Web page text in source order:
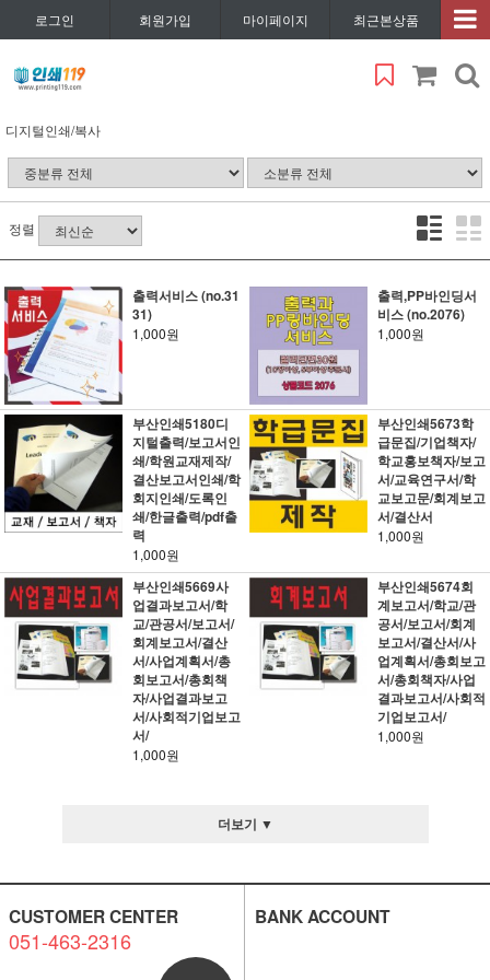
로그인 회원가입 마이페이지 최근본상품
디지털인쇄/복사
정렬
출력서비스 (no.31
31)
1,000원
출력,PP바인딩서
비스 (no.2076)
1,000원
부산인쇄5180디
지털출력/보고서인
쇄/학원교재제작/
결산보고서인쇄/학
회지인쇄/도록인
쇄/한글출력/pdf출
력
1,000원
부산인쇄5673학
급문집/기업책자/
학교홍보책자/보고
서/교육연구서/학
교보고문/회계보고
서/결산서
1,000원
부산인쇄5669사
업결과보고서/학
교/관공서/보고서/
회계보고서/결산
서/사업계획서/총
회보고서/총회책
자/사업결과보고
서/사회적기업보고
서/
1,000원
부산인쇄5674회
계보고서/학교/관
공서/보고서/회계
보고서/결산서/사
업계획서/총회보고
서/총회책자/사업
결과보고서/사회적
기업보고서/
1,000원
더보기 ▼
CUSTOMER CENTER
051-463-2316
BANK ACCOUNT